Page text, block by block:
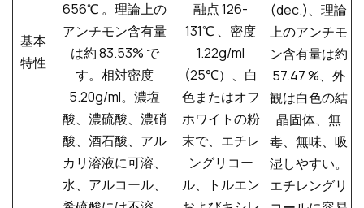
基本
特性
656℃ 。理論上の
アンチモン含有量
は約 83.53% で
す。相対密度
5.20g/ml。濃塩
酸、濃硫酸、濃硝
酸、酒石酸、アル
カリ溶液に可溶、
水、アルコール、
融点 126-
131℃ 、密度
1.22g/ml
(25℃）、白
色またはオフ
ホワイトの粉
末で、エチレ
ングリコー
ル、トルエン
(dec.)、理論
上のアンチモ
ン含有量は約
57.47 %、外
観は白色の結
晶固体、無
毒、無味、吸
湿しやすい。
エチレングリ